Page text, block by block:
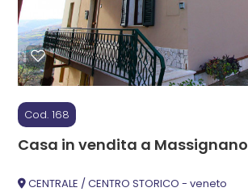
Cod. 168
Casa in vendita a Massignano
CENTRALE / CENTRO STORICO - veneto
Industriali
Terreni
Prezzo